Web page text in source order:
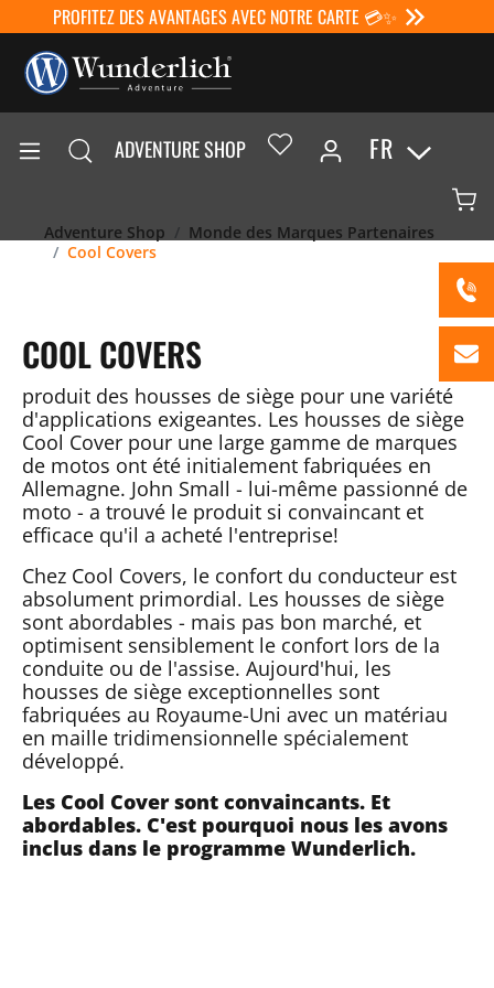
PROFITEZ DES AVANTAGES AVEC NOTRE CARTE 💳✨
ADVENTURE SHOP FR
Adventure Shop
Monde des Marques Partenaires
Cool Covers
COOL COVERS
produit des housses de siège pour une variété
d'applications exigeantes. Les housses de siège
Cool Cover pour une large gamme de marques
de motos ont été initialement fabriquées en
Allemagne. John Small - lui-même passionné de
moto - a trouvé le produit si convaincant et
efficace qu'il a acheté l'entreprise!
Chez Cool Covers, le confort du conducteur est
absolument primordial. Les housses de siège
sont abordables - mais pas bon marché, et
optimisent sensiblement le confort lors de la
conduite ou de l'assise. Aujourd'hui, les
housses de siège exceptionnelles sont
fabriquées au Royaume-Uni avec un matériau
en maille tridimensionnelle spécialement
développé.
Les Cool Cover sont convaincants. Et
abordables. C'est pourquoi nous les avons
inclus dans le programme Wunderlich.